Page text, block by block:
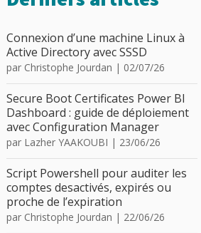
Connexion d’une machine Linux à
Active Directory avec SSSD
par Christophe Jourdan | 02/07/26
Secure Boot Certificates Power BI
Dashboard : guide de déploiement
avec Configuration Manager
par Lazher YAAKOUBI | 23/06/26
Script Powershell pour auditer les
comptes desactivés, expirés ou
proche de l’expiration
par Christophe Jourdan | 22/06/26